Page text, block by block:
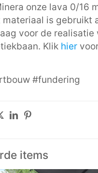
onze lava 0/16
materiaal is gebruikt
voor de realisatie
Klik hier
#fundering
items